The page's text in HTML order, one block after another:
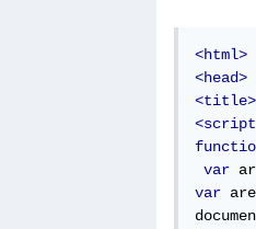
<html>
<head>
<title>
<script
var
var